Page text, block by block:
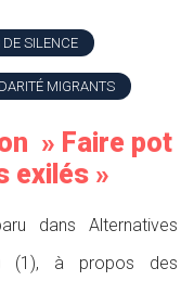
DE SILENCE
MIGRANTS
» Faire pot
exilés »
dans Alternatives
(1), à propos des